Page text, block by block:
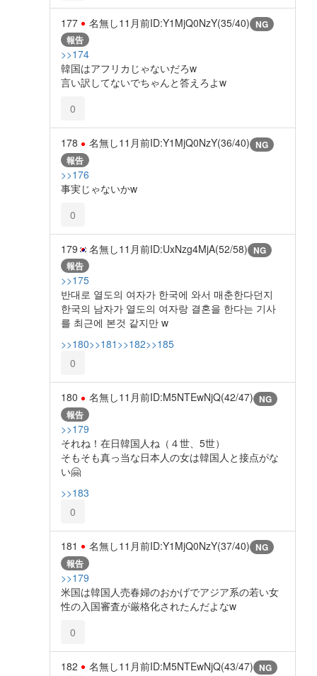
177 名無し11月前ID:Y1MjQ0NzY(35/40) NG
報告
>>174
韓国はアフリカじゃないだろw
言い訳してないでちゃんと答えろよw
0
178 名無し11月前ID:Y1MjQ0NzY(36/40) NG
報告
>>176
事実じゃないかw
0
179 名無し11月前ID:UxNzg4MjA(52/58) NG
報告
>>175
반대로 열도의 여자가 한국에 와서 매춘한다던지
한국의 남자가 열도의 여자랑 결혼을 한다는 기사
를 최근에 본것 같지만 w
>>180>>181 >>182>>185
0
180 名無し11月前ID:M5NTEwNjQ(42/47) NG
報告
>>179
それね！在日韓国人ね（４世、5世）
そもそも真っ当な日本人の女は韓国人と接点がな
い🤗
>>183
0
181 名無し11月前ID:Y1MjQ0NzY(37/40) NG
報告
>>179
米国は韓国人売春婦のおかげでアジア系の若い女
性の入国審査が厳格化されたんだよなw
0
182 名無し11月前ID:M5NTEwNjQ(43/47) NG